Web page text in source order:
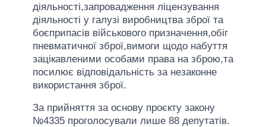
діяльності,запровадження ліцензування
діяльності у галузі виробництва зброї та
боєприпасів військового призначення,обіг
пневматичної зброї,вимоги щодо набуття
зацікавленими особами права на зброю,та
посилює відповідальність за незаконне
використання зброї.
За прийняття за основу проєкту закону
№4335 проголосували лише 88 депутатів.